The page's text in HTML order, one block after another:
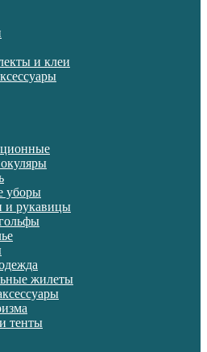
и клеи
уборы
и рукавицы
жилеты
тенты